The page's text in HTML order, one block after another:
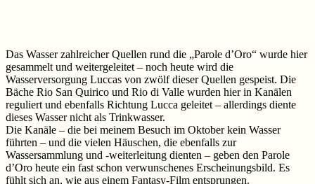
Das Wasser zahlreicher Quellen rund die „Parole d’Oro“ wurde hier
gesammelt und weitergeleitet – noch heute wird die
Wasserversorgung Luccas von zwölf dieser Quellen gespeist. Die
Bäche Rio San Quirico und Rio di Valle wurden hier in Kanälen
reguliert und ebenfalls Richtung Lucca geleitet – allerdings diente
dieses Wasser nicht als Trinkwasser.
Die Kanäle – die bei meinem Besuch im Oktober kein Wasser
führten – und die vielen Häuschen, die ebenfalls zur
Wassersammlung und -weiterleitung dienten – geben den Parole
d’Oro heute ein fast schon verwunschenes Erscheinungsbild. Es
fühlt sich an, wie aus einem Fantasy-Film entsprungen.